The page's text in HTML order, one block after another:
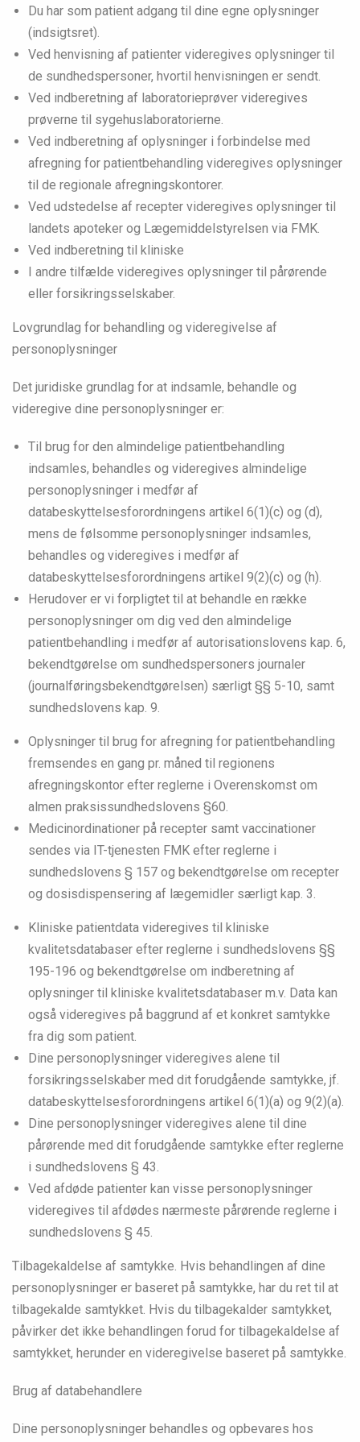
Du har som patient adgang til dine egne oplysninger
(indsigtsret).
Ved henvisning af patienter videregives oplysninger til
de sundhedspersoner, hvortil henvisningen er sendt.
Ved indberetning af laboratorieprøver videregives
prøverne til sygehuslaboratorierne.
Ved indberetning af oplysninger i forbindelse med
afregning for patientbehandling videregives oplysninger
til de regionale afregningskontorer.
Ved udstedelse af recepter videregives oplysninger til
landets apoteker og Lægemiddelstyrelsen via FMK.
Ved indberetning til kliniske
I andre tilfælde videregives oplysninger til pårørende
eller forsikringsselskaber.
Lovgrundlag for behandling og videregivelse af
personoplysninger
Det juridiske grundlag for at indsamle, behandle og
videregive dine personoplysninger er:
Til brug for den almindelige patientbehandling
indsamles, behandles og videregives almindelige
personoplysninger i medfør af
databeskyttelsesforordningens artikel 6(1)(c) og (d),
mens de følsomme personoplysninger indsamles,
behandles og videregives i medfør af
databeskyttelsesforordningens artikel 9(2)(c) og (h).
Herudover er vi forpligtet til at behandle en række
personoplysninger om dig ved den almindelige
patientbehandling i medfør af autorisationslovens kap. 6,
bekendtgørelse om sundhedspersoners journaler
(journalføringsbekendtgørelsen) særligt §§ 5-10, samt
sundhedslovens kap. 9.
Oplysninger til brug for afregning for patientbehandling
fremsendes en gang pr. måned til regionens
afregningskontor efter reglerne i Overenskomst om
almen praksissundhedslovens §60.
Medicinordinationer på recepter samt vaccinationer
sendes via IT-tjenesten FMK efter reglerne i
sundhedslovens § 157 og bekendtgørelse om recepter
og dosisdispensering af lægemidler særligt kap. 3.
Kliniske patientdata videregives til kliniske
kvalitetsdatabaser efter reglerne i sundhedslovens §§
195-196 og bekendtgørelse om indberetning af
oplysninger til kliniske kvalitetsdatabaser m.v. Data kan
også videregives på baggrund af et konkret samtykke
fra dig som patient.
Dine personoplysninger videregives alene til
forsikringsselskaber med dit forudgående samtykke, jf.
databeskyttelsesforordningens artikel 6(1)(a) og 9(2)(a).
Dine personoplysninger videregives alene til dine
pårørende med dit forudgående samtykke efter reglerne
i sundhedslovens § 43.
Ved afdøde patienter kan visse personoplysninger
videregives til afdødes nærmeste pårørende reglerne i
sundhedslovens § 45.
Tilbagekaldelse af samtykke. Hvis behandlingen af dine
personoplysninger er baseret på samtykke, har du ret til at
tilbagekalde samtykket. Hvis du tilbagekalder samtykket,
påvirker det ikke behandlingen forud for tilbagekaldelse af
samtykket, herunder en videregivelse baseret på samtykke.
Brug af databehandlere
Dine personoplysninger behandles og opbevares hos